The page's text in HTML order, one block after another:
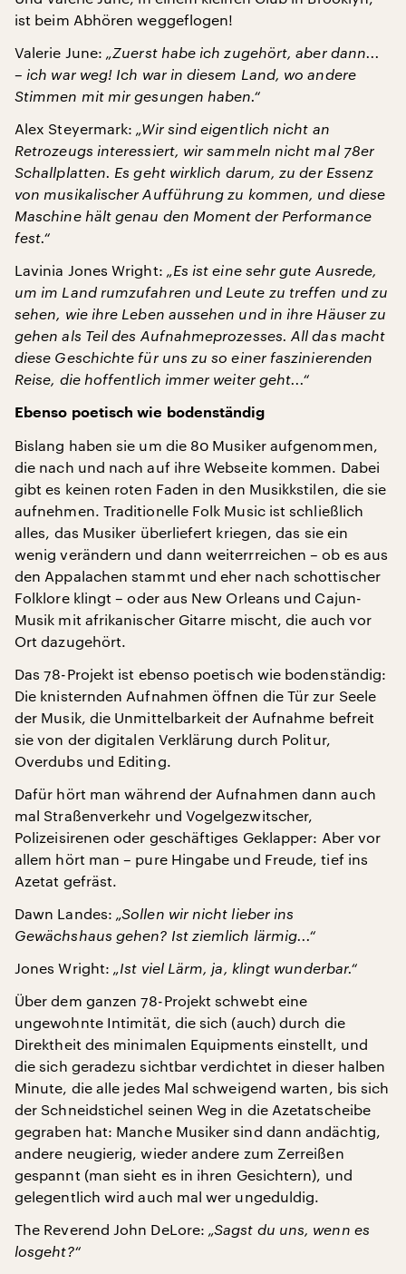
ist beim Abhören weggeflogen!
Valerie June: „Zuerst habe ich zugehört, aber dann...
– ich war weg! Ich war in diesem Land, wo andere
Stimmen mit mir gesungen haben.“
Alex Steyermark: „Wir sind eigentlich nicht an
Retrozeugs interessiert, wir sammeln nicht mal 78er
Schallplatten. Es geht wirklich darum, zu der Essenz
von musikalischer Aufführung zu kommen, und diese
Maschine hält genau den Moment der Performance
fest.“
Lavinia Jones Wright: „Es ist eine sehr gute Ausrede,
um im Land rumzufahren und Leute zu treffen und zu
sehen, wie ihre Leben aussehen und in ihre Häuser zu
gehen als Teil des Aufnahmeprozesses. All das macht
diese Geschichte für uns zu so einer faszinierenden
Reise, die hoffentlich immer weiter geht...“
Ebenso poetisch wie bodenständig
Bislang haben sie um die 80 Musiker aufgenommen,
die nach und nach auf ihre Webseite kommen. Dabei
gibt es keinen roten Faden in den Musikkstilen, die sie
aufnehmen. Traditionelle Folk Music ist schließlich
alles, das Musiker überliefert kriegen, das sie ein
wenig verändern und dann weiterrreichen – ob es aus
den Appalachen stammt und eher nach schottischer
Folklore klingt – oder aus New Orleans und Cajun-
Musik mit afrikanischer Gitarre mischt, die auch vor
Ort dazugehört.
Das 78-Projekt ist ebenso poetisch wie bodenständig:
Die knisternden Aufnahmen öffnen die Tür zur Seele
der Musik, die Unmittelbarkeit der Aufnahme befreit
sie von der digitalen Verklärung durch Politur,
Overdubs und Editing.
Dafür hört man während der Aufnahmen dann auch
mal Straßenverkehr und Vogelgezwitscher,
Polizeisirenen oder geschäftiges Geklapper: Aber vor
allem hört man – pure Hingabe und Freude, tief ins
Azetat gefräst.
Dawn Landes: „Sollen wir nicht lieber ins
Gewächshaus gehen? Ist ziemlich lärmig...“
Jones Wright: „Ist viel Lärm, ja, klingt wunderbar.“
Über dem ganzen 78-Projekt schwebt eine
ungewohnte Intimität, die sich (auch) durch die
Direktheit des minimalen Equipments einstellt, und
die sich geradezu sichtbar verdichtet in dieser halben
Minute, die alle jedes Mal schweigend warten, bis sich
der Schneidstichel seinen Weg in die Azetatscheibe
gegraben hat: Manche Musiker sind dann andächtig,
andere neugierig, wieder andere zum Zerreißen
gespannt (man sieht es in ihren Gesichtern), und
gelegentlich wird auch mal wer ungeduldig.
The Reverend John DeLore: „Sagst du uns, wenn es
losgeht?“